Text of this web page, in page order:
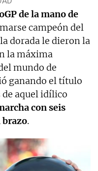
de la mano de
campeón del
dorada le dieron la
la máxima
mundo de
ganando el título
de aquel idílico
con seis
brazo.